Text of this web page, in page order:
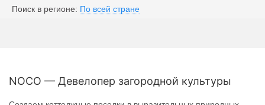
Поиск в регионе: По всей стране
NOCO — Девелопер загородной культуры